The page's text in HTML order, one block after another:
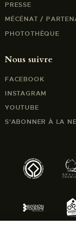
PRESSE
MÉCÉNAT /
PHOTOTHÈQUE
Nous suivre
FACEBOOK
INSTAGRAM
YOUTUBE
S'ABONNER À LA